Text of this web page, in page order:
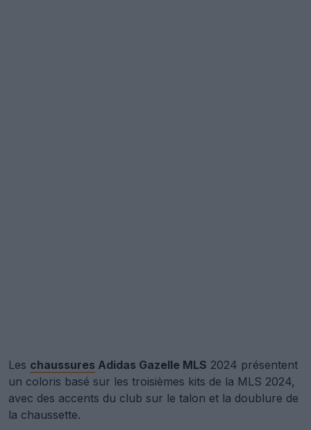
Les chaussures Adidas Gazelle MLS 2024 présentent
un coloris basé sur les troisièmes kits de la MLS 2024,
avec des accents du club sur le talon et la doublure de
la chaussette.